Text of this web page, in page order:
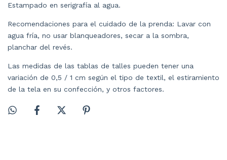
Estampado en serigrafía al agua.
Recomendaciones para el cuidado de la prenda: Lavar con
agua fría, no usar blanqueadores, secar a la sombra,
planchar del revés.
Las medidas de las tablas de talles pueden tener una
variación de 0,5 / 1 cm según el tipo de textil, el estiramiento
de la tela en su confección, y otros factores.